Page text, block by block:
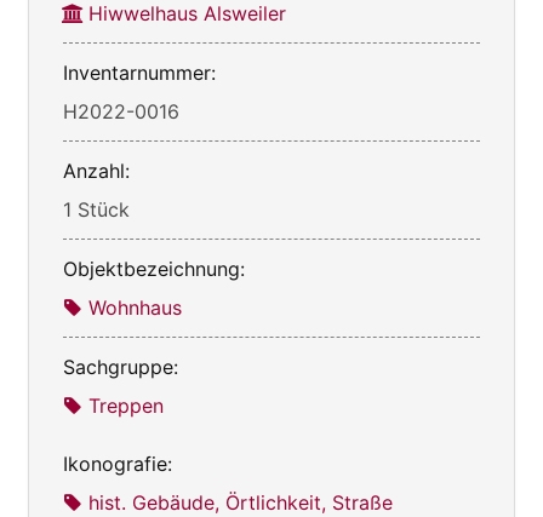
Hiwwelhaus Alsweiler
Inventarnummer:
H2022-0016
Anzahl:
1 Stück
Objektbezeichnung:
Wohnhaus
Sachgruppe:
Treppen
Ikonografie:
hist. Gebäude, Örtlichkeit, Straße